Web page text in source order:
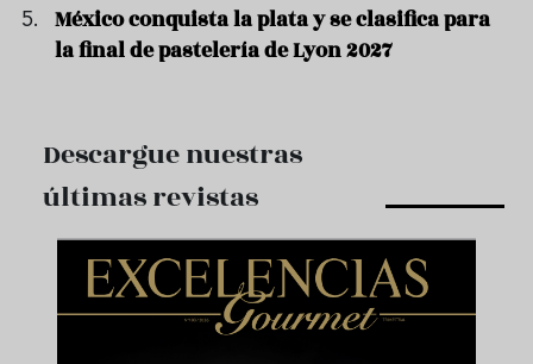
México conquista la plata y se clasifica para
la final de pastelería de Lyon 2027
Descargue nuestras
últimas revistas